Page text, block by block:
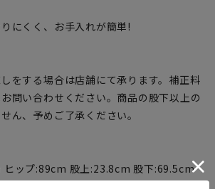
にくく、お手入れが簡単!
をする場合は店舗にて承ります。補正料
問い合わせください。商品の股下以上の
ん、予めご了承ください。
ヒップ:89cm 股上:23.8cm 股下:69.5cm